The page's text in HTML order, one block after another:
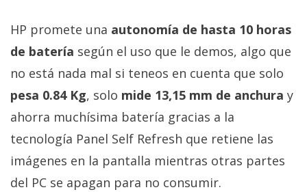
Aviso
Legal
El medio de
comunicación
digital donde
encontrarás
todas las
noticias sobre
tecnología,
móviles,
ordenadores,
HP promete una autonomía de hasta 10 horas
de batería según el uso que le demos, algo que
no está nada mal si teneos en cuenta que solo
pesa 0.84 Kg, solo mide 13,15 mm de anchura y
ahorra muchísima batería gracias a la
tecnología Panel Self Refresh que retiene las
imágenes en la pantalla mientras otras partes
del PC se apagan para no consumir.